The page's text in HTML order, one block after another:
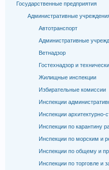
Государственные предприятия
Административные
Автотранспорт
Административные
Ветнадзор
Гостехнадзор и
Жилищные инспекции
Избирательные комиссии
Инспекции
Инспекции архитектурно-
Инспекции по карантину
Инспекции по морским и
Инспекции по общему и
Инспекции по торговле и